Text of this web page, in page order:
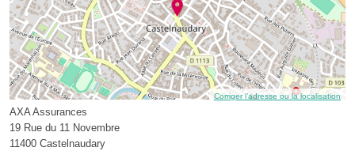
Corriger l’adresse ou la localisation
AXA Assurances
19 Rue du 11 Novembre
11400 Castelnaudary